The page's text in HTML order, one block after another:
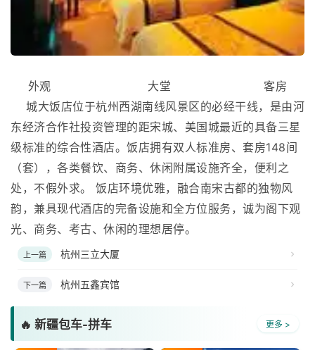
外观 大堂 客房
城大饭店位于杭州西湖南线风景区的必经干线，是由河
东经济合作社投资管理的距宋城、美国城最近的具备三星
级标准的综合性酒店。饭店拥有双人标准房、套房148间
（套），各类餐饮、商务、休闲附属设施齐全，便利之
处，不假外求。 饭店环境优雅，融合南宋古都的独物风
韵，兼具现代酒店的完备设施和全方位服务，诚为阁下观
光、商务、考古、休闲的理想居停。
上一篇 杭州三立大厦
下一篇 杭州五鑫宾馆
🔥 新疆包车-拼车 更多 >